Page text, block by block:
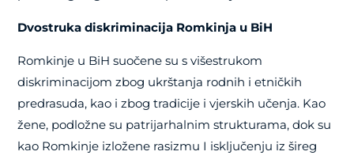
Dvostruka diskriminacija Romkinja u BiH
Romkinje u BiH suočene su s višestrukom
diskriminacijom zbog ukrštanja rodnih i etničkih
predrasuda, kao i zbog tradicije i vjerskih učenja. Kao
žene, podložne su patrijarhalnim strukturama, dok su
kao Romkinje izložene rasizmu I isključenju iz šireg